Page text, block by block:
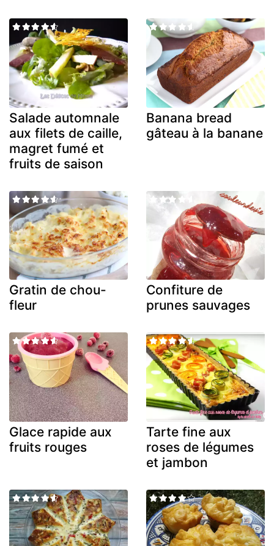
Salade automnale
aux filets de caille,
magret fumé et
fruits de saison
Banana bread
gâteau à la banane
Gratin de chou-
fleur
Confiture de
prunes sauvages
Glace rapide aux
fruits rouges
Tarte fine aux
roses de légumes
et jambon